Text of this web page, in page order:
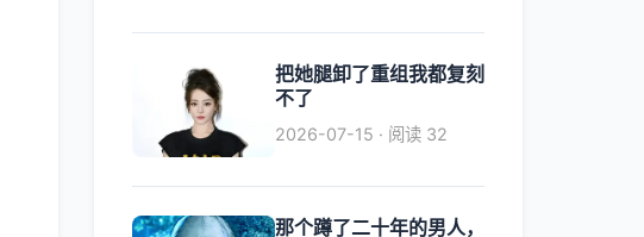
把她腿卸了重组我都复刻
不了
2026-07-15 · 阅读 32
那个蹲了二十年的男人，